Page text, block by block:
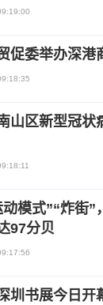
促委举办深港
山区新型冠状
动模式”“炸街
97分贝
圳书展今日开